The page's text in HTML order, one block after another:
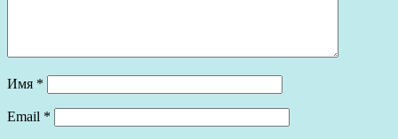
Имя *
Email *